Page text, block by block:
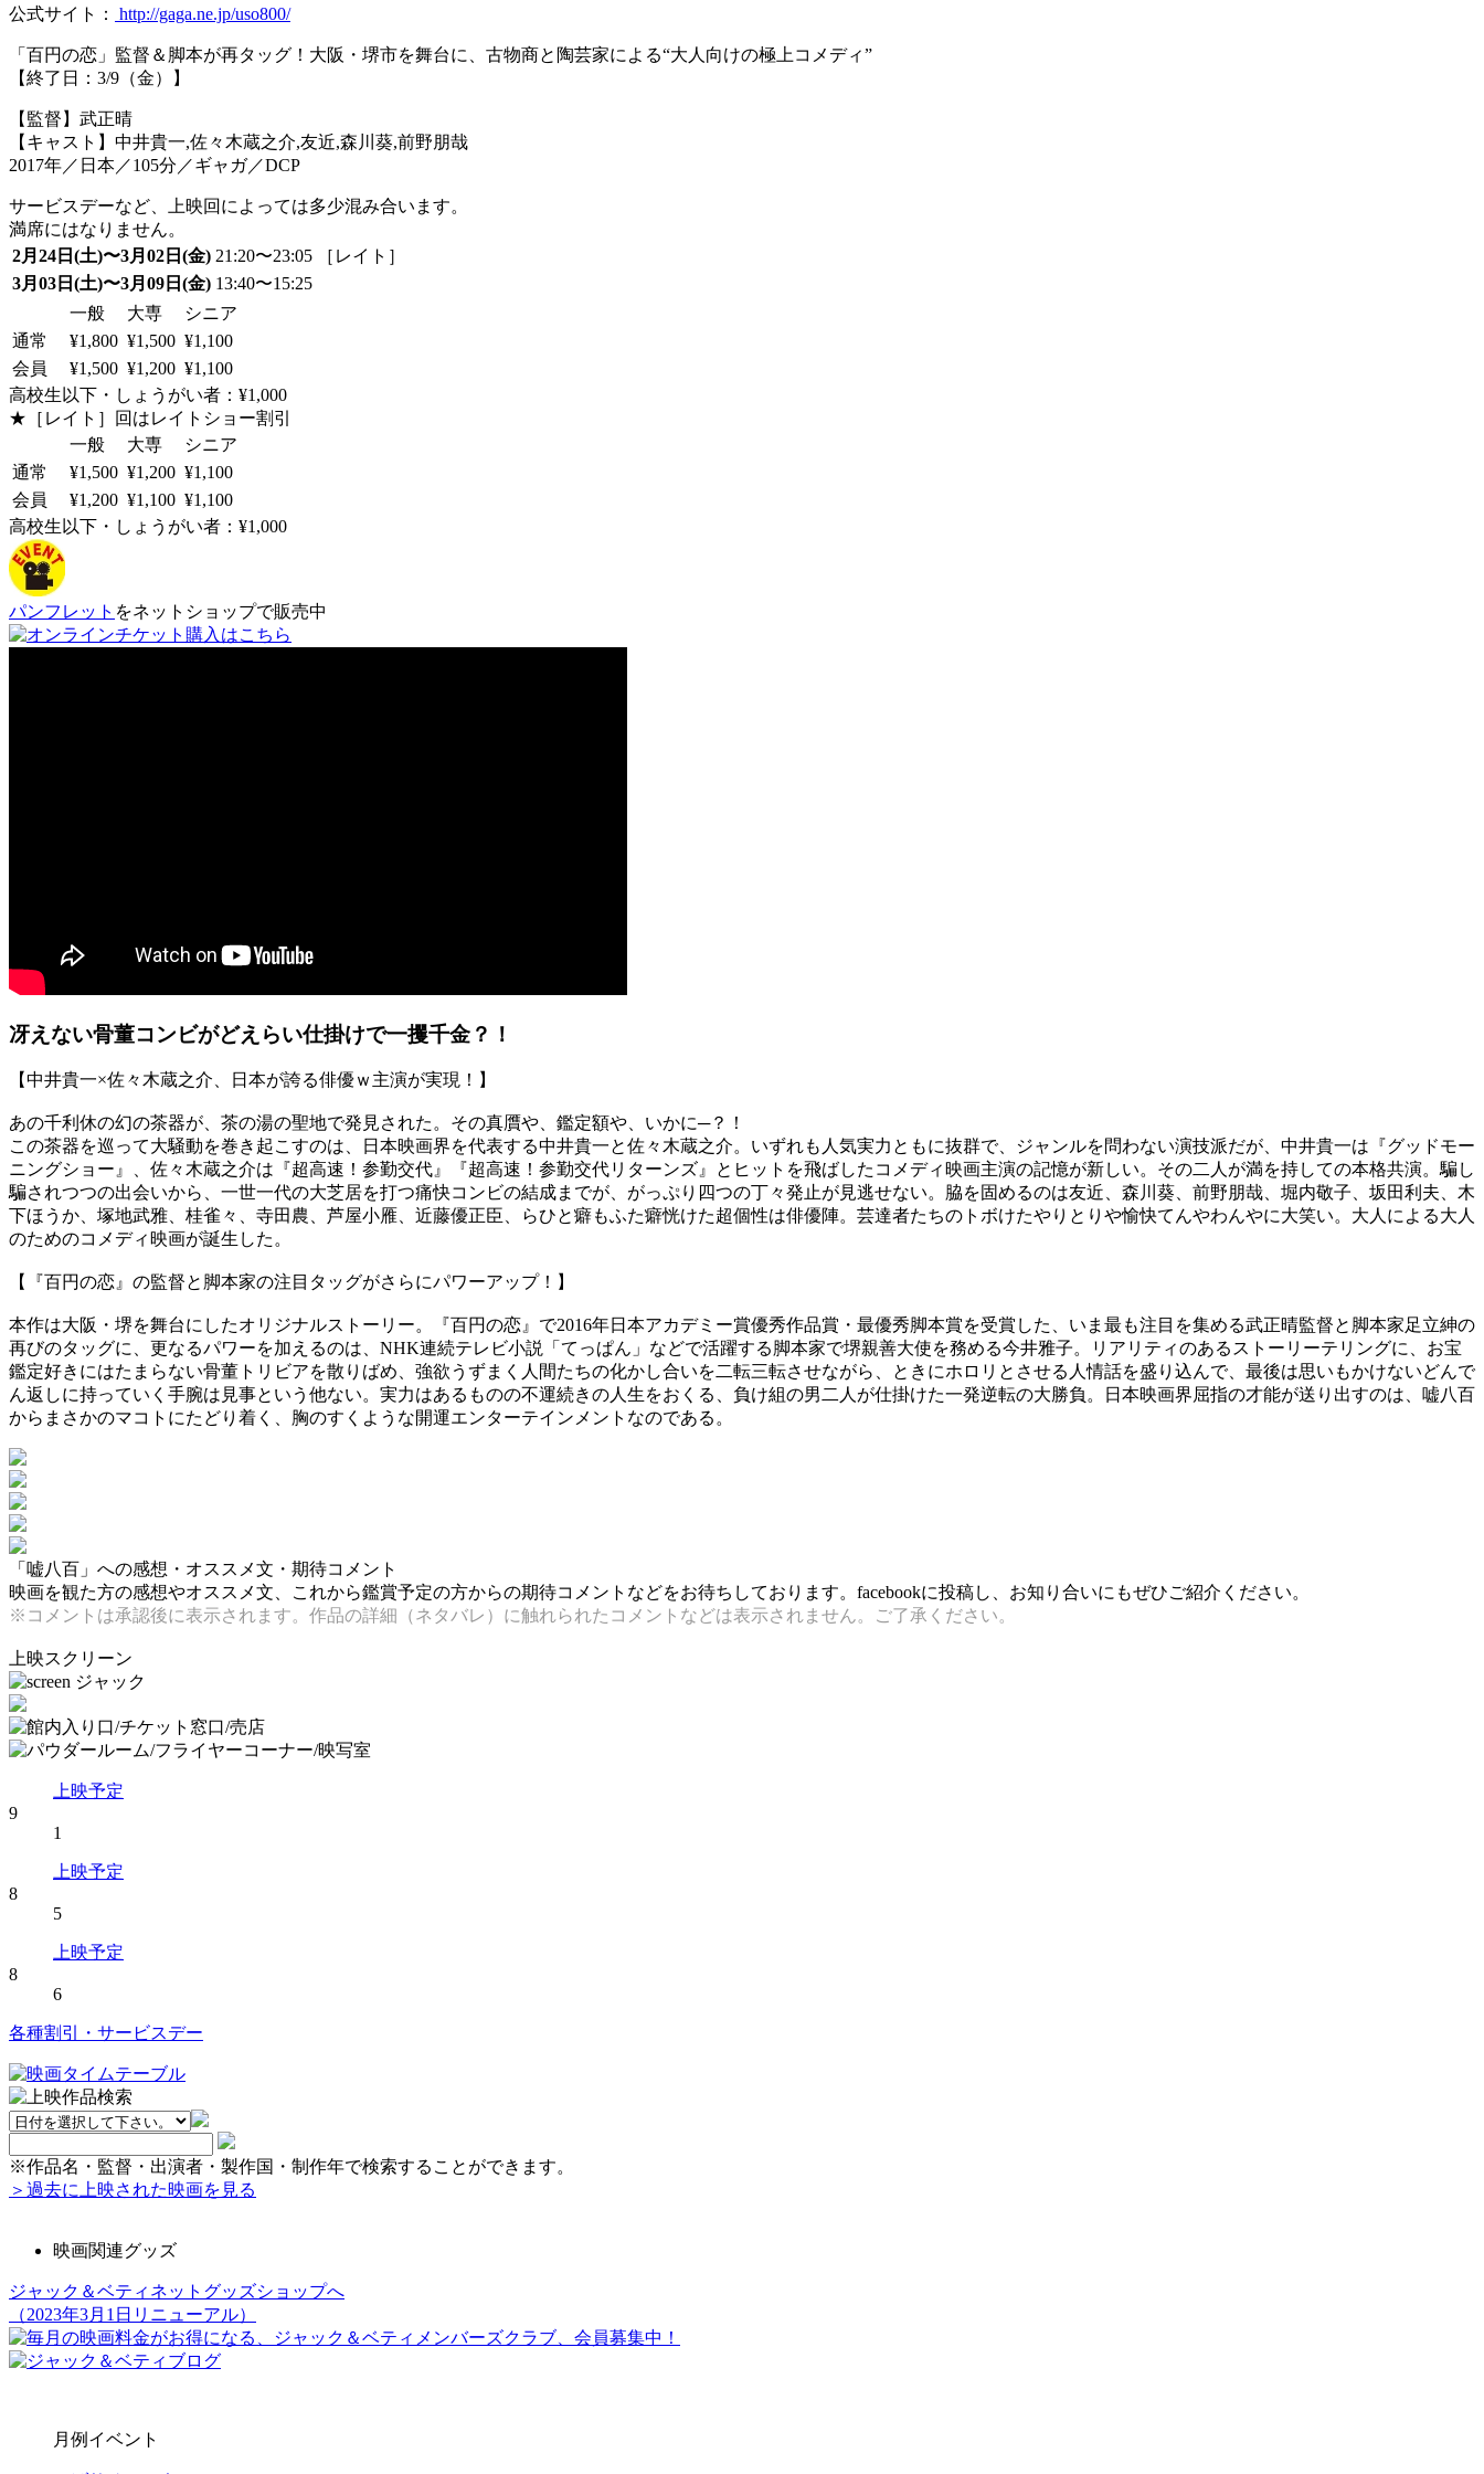
公式サイト： http://gaga.ne.jp/uso800/
「百円の恋」監督＆脚本が再タッグ！大阪・堺市を舞台に、古物商と陶芸家による“大人向けの極上コメディ”
【終了日：3/9（金）】
【監督】武正晴
【キャスト】中井貴一,佐々木蔵之介,友近,森川葵,前野朋哉
2017年／日本／105分／ギャガ／DCP
サービスデーなど、上映回によっては多少混み合います。
満席にはなりません。
2月24日(土)〜3月02日(金) 21:20〜23:05 ［レイト］
3月03日(土)〜3月09日(金) 13:40〜15:25
一般
大専
シニア
通常
¥1,800 ¥1,500 ¥1,100
会員
¥1,500 ¥1,200 ¥1,100
高校生以下・しょうがい者：¥1,000
★［レイト］回はレイトショー割引
一般
大専
シニア
通常
¥1,500 ¥1,200 ¥1,100
会員
¥1,200 ¥1,100 ¥1,100
高校生以下・しょうがい者：¥1,000
パンフレット をネットショップで販売中
冴えない骨董コンビがどえらい仕掛けで一攫千金？！
【中井貴一×佐々木蔵之介、日本が誇る俳優ｗ主演が実現！】
あの千利休の幻の茶器が、茶の湯の聖地で発見された。その真贋や、鑑定額や、いかに─？！
この茶器を巡って大騒動を巻き起こすのは、日本映画界を代表する中井貴一と佐々木蔵之介。いずれも人気実力ともに抜群で、ジャンルを問わない演技派だが、中井貴一は『グッドモー
ニングショー』、佐々木蔵之介は『超高速！参勤交代』『超高速！参勤交代リターンズ』とヒットを飛ばしたコメディ映画主演の記憶が新しい。その二人が満を持しての本格共演。騙し
騙されつつの出会いから、一世一代の大芝居を打つ痛快コンビの結成までが、がっぷり四つの丁々発止が見逃せない。脇を固めるのは友近、森川葵、前野朋哉、堀内敬子、坂田利夫、木
下ほうか、塚地武雅、桂雀々、寺田農、芦屋小雁、近藤優正臣、らひと癖もふた癖恍けた超個性は俳優陣。芸達者たちのトボけたやりとりや愉快てんやわんやに大笑い。大人による大人
のためのコメディ映画が誕生した。
【『百円の恋』の監督と脚本家の注目タッグがさらにパワーアップ！】
本作は大阪・堺を舞台にしたオリジナルストーリー。『百円の恋』で2016年日本アカデミー賞優秀作品賞・最優秀脚本賞を受賞した、いま最も注目を集める武正晴監督と脚本家足立紳の
再びのタッグに、更なるパワーを加えるのは、NHK連続テレビ小説「てっぱん」などで活躍する脚本家で堺親善大使を務める今井雅子。リアリティのあるストーリーテリングに、お宝
鑑定好きにはたまらない骨董トリビアを散りばめ、強欲うずまく人間たちの化かし合いを二転三転させながら、ときにホロリとさせる人情話を盛り込んで、最後は思いもかけないどんで
ん返しに持っていく手腕は見事という他ない。実力はあるものの不運続きの人生をおくる、負け組の男二人が仕掛けた一発逆転の大勝負。日本映画界屈指の才能が送り出すのは、嘘八百
からまさかのマコトにたどり着く、胸のすくような開運エンターテインメントなのである。
「嘘八百」への感想・オススメ文・期待コメント
映画を観た方の感想やオススメ文、これから鑑賞予定の方からの期待コメントなどをお待ちしております。facebookに投稿し、お知り合いにもぜひご紹介ください。
※コメントは承認後に表示されます。作品の詳細（ネタバレ）に触れられたコメントなどは表示されません。ご了承ください。
上映スクリーン
上映予定
9
1
上映予定
8
5
上映予定
8
6
各種割引・サービスデー
※作品名・監督・出演者・製作国・制作年で検索することができます。
＞過去に上映された映画を見る
映画関連グッズ
ジャック＆ベティネットグッズショップへ
（2023年3月1日リニューアル）
月例イベント